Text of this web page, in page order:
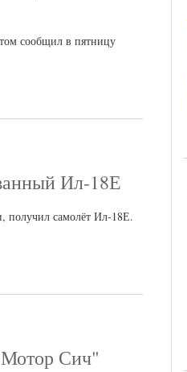
сообщил в пятницу
Ил-18Е
получил самолёт Ил-18Е.
Сич"